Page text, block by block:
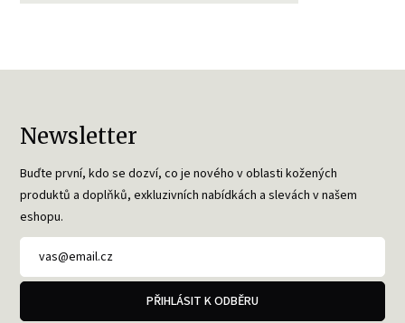
Newsletter
Buďte první, kdo se dozví, co je nového v oblasti kožených
produktů a doplňků, exkluzivních nabídkách a slevách v našem
eshopu.
PŘIHLÁSIT K ODBĚRU